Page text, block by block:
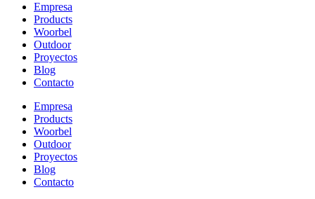
Empresa
Products
Woorbel
Outdoor
Proyectos
Blog
Contacto
Empresa
Products
Woorbel
Outdoor
Proyectos
Blog
Contacto